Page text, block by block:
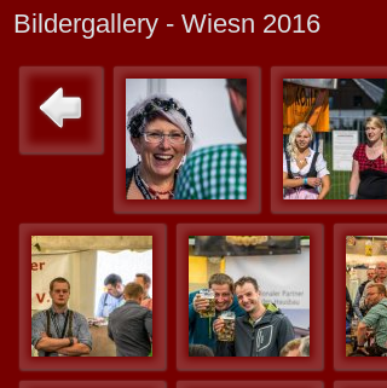
Bildergallery - Wiesn 2016